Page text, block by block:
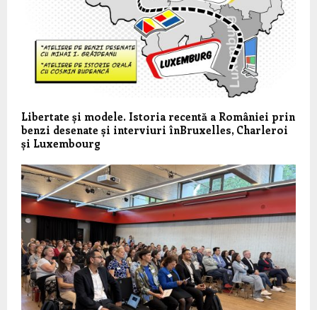
Libertate și modele. Istoria recentă a României prin
benzi desenate și interviuri înBruxelles, Charleroi
și Luxembourg